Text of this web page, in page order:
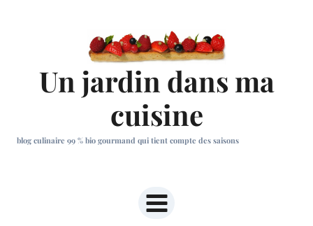
Un jardin dans ma
cuisine
blog culinaire 99 % bio gourmand qui tient compte des saisons